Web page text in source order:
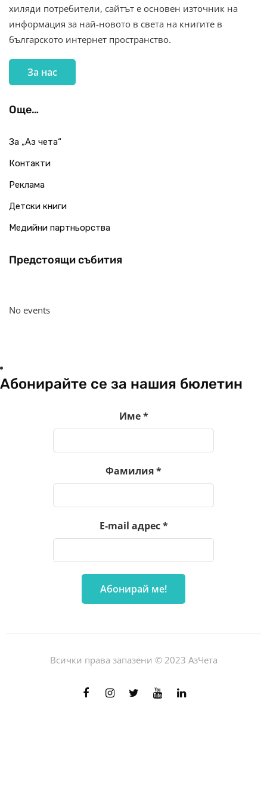
хиляди потребители, сайтът е основен източник на
информация за най-новото в света на книгите в
българското интернет пространство.
За нас
Още…
За „Аз чета“
Контакти
Реклама
Детски книги
Медийни партньорства
Предстоящи събития
No events
Абонирайте се за нашия бюлетин
Име*
Фамилия*
E-mail адрес*
Всички права запазени © 2023 АзЧета